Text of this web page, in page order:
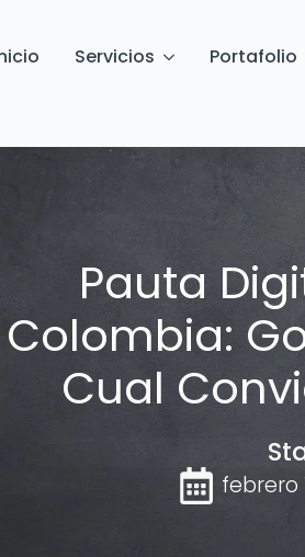
Servicios Portafolio
Pauta
Colombia:
Cual
febrero